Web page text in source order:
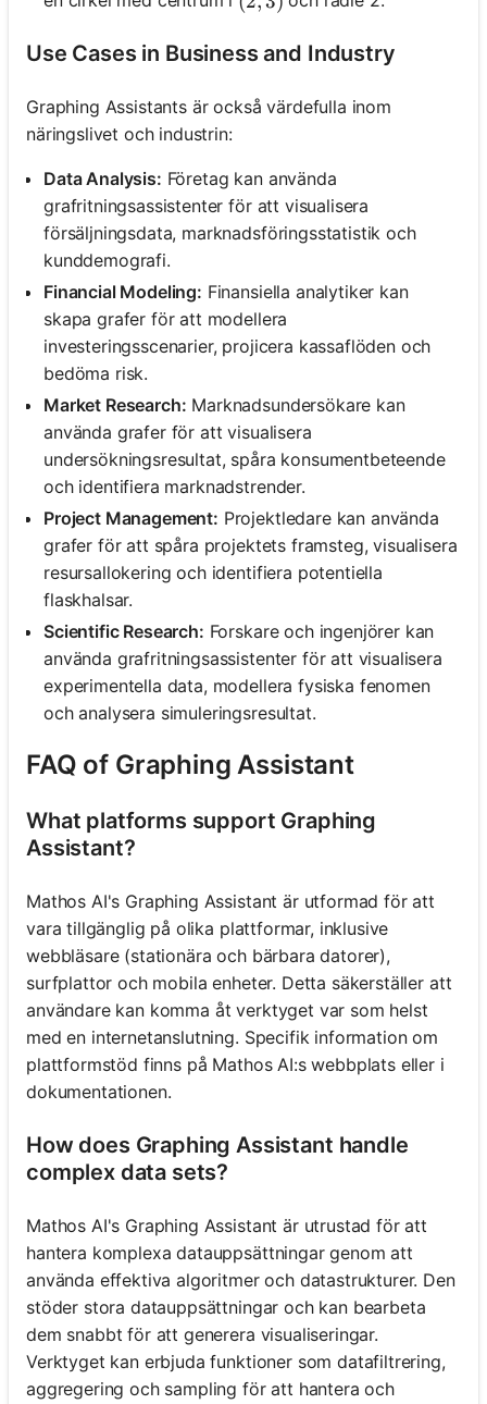
Use Cases in Business and Industry
Graphing Assistants är också värdefulla inom
näringslivet och industrin:
Data Analysis: Företag kan använda
grafritningsassistenter för att visualisera
försäljningsdata, marknadsföringsstatistik och
kunddemografi.
Financial Modeling: Finansiella analytiker kan
skapa grafer för att modellera
investeringsscenarier, projicera kassaflöden och
bedöma risk.
Market Research: Marknadsundersökare kan
använda grafer för att visualisera
undersökningsresultat, spåra konsumentbeteende
och identifiera marknadstrender.
Project Management: Projektledare kan använda
grafer för att spåra projektets framsteg, visualisera
resursallokering och identifiera potentiella
flaskhalsar.
Scientific Research: Forskare och ingenjörer kan
använda grafritningsassistenter för att visualisera
experimentella data, modellera fysiska fenomen
och analysera simuleringsresultat.
FAQ of Graphing Assistant
What platforms support Graphing
Assistant?
Mathos AI's Graphing Assistant är utformad för att
vara tillgänglig på olika plattformar, inklusive
webbläsare (stationära och bärbara datorer),
surfplattor och mobila enheter. Detta säkerställer att
användare kan komma åt verktyget var som helst
med en internetanslutning. Specifik information om
plattformstöd finns på Mathos AI:s webbplats eller i
dokumentationen.
How does Graphing Assistant handle
complex data sets?
Mathos AI's Graphing Assistant är utrustad för att
hantera komplexa datauppsättningar genom att
använda effektiva algoritmer och datastrukturer. Den
stöder stora datauppsättningar och kan bearbeta
dem snabbt för att generera visualiseringar.
Verktyget kan erbjuda funktioner som datafiltrering,
aggregering och sampling för att hantera och